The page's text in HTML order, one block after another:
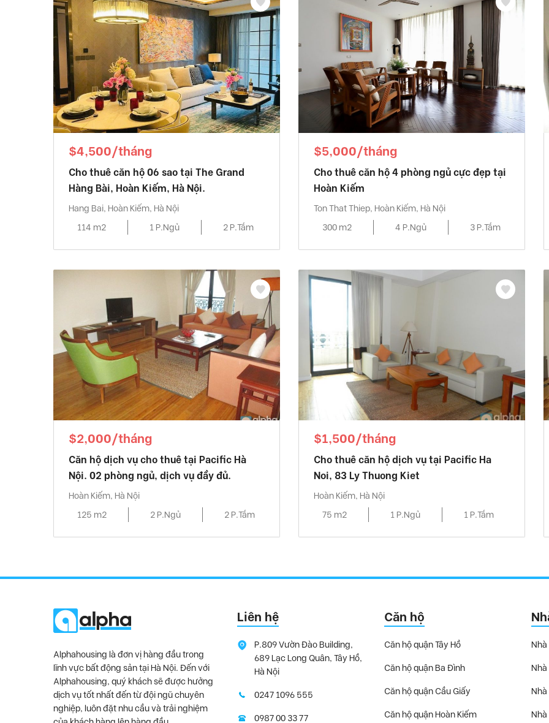
$4,500/tháng
Cho thuê căn hộ 06 sao tại The Grand
Hàng Bài, Hoàn Kiếm, Hà Nội.
Hang Bai, Hoàn Kiếm, Hà Nội
114 m2
1 P.Ngủ 2 P.Tắm
$5,000/tháng
Cho thuê căn hộ 4 phòng ngủ cực đẹp tại
Hoàn Kiếm
Ton That Thiep, Hoàn Kiếm, Hà Nội
300 m2
4 P.Ngủ 3 P.Tắm
$2,000/tháng
Căn hộ dịch vụ cho thuê tại Pacific Hà
Nội. 02 phòng ngủ, dịch vụ đầy đủ.
Hoàn Kiếm, Hà Nội
125 m2
2 P.Ngủ 2 P.Tắm
$1,500/tháng
Cho thuê căn hộ dịch vụ tại Pacific Ha
Noi, 83 Ly Thuong Kiet
Hoàn Kiếm, Hà Nội
75 m2
1 P.Ngủ 1 P.Tắm
Alphahousing là đơn vị hàng đầu trong
lĩnh vực bất động sản tại Hà Nội. Đến với
Alphahousing, quý khách sẽ được hưởng
dịch vụ tốt nhất đến từ đội ngũ chuyên
nghiệp, luôn đặt nhu cầu và trải nghiệm
Liên hệ
P.809 Vườn Đào Building,
689 Lạc Long Quân, Tây Hồ,
Hà Nội
0247 1096 555
0987 00 33 77
Căn hộ
Căn hộ quận Tây Hồ
Căn hộ quận Ba Đình
Căn hộ quận Cầu Giấy
Căn hộ quận Hoàn Kiếm
Nhà
Nhà
Nhà